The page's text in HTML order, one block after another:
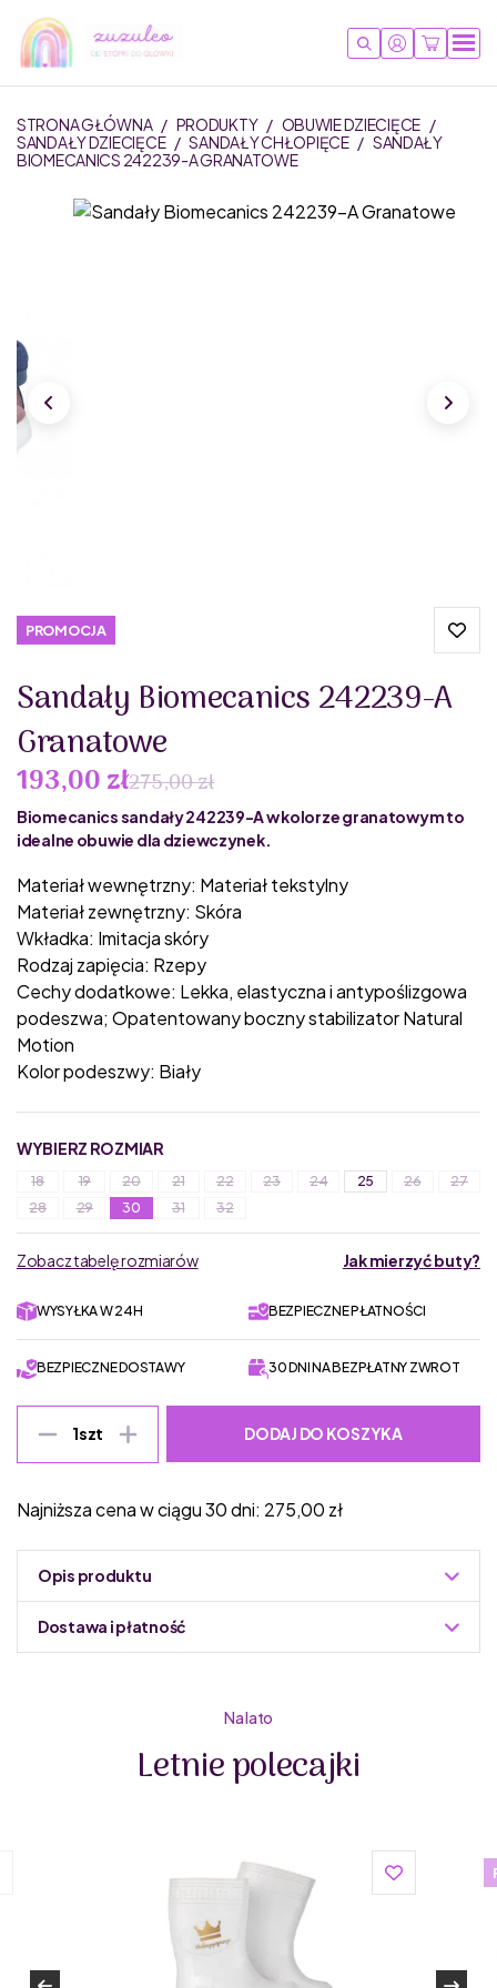
STRONA GŁÓWNA / PRODUKTY / OBUWIE DZIECIĘCE /
SANDAŁY DZIECIĘCE / SANDAŁY CHŁOPIĘCE / SANDAŁY
BIOMECANICS 242239-A GRANATOWE
PROMOCJA
Sandały Biomecanics 242239-A
Granatowe
193,00 zł275,00 zł
Biomecanics sandały 242239-A w kolorze granatowym to
idealne obuwie dla dziewczynek.
Materiał wewnętrzny: Materiał tekstylny
Materiał zewnętrzny: Skóra
Wkładka: Imitacja skóry
Rodzaj zapięcia: Rzepy
Cechy dodatkowe: Lekka, elastyczna i antypoślizgowa
podeszwa; Opatentowany boczny stabilizator Natural
Motion
Kolor podeszwy: Biały
WYBIERZ ROZMIAR
18 19 20 21 22 23 24 25 26
27
28
29 30 31 32
Zobacz tabelę rozmiarów Jak mierzyć buty?
WYSYŁKA W 24H BEZPIECZNE PŁATNOŚCI
BEZPIECZNE DOSTAWY 30 DNI NA BEZPŁATNY ZWROT
1szt DODAJ DO KOSZYKA
Najniższa cena w ciągu 30 dni: 275,00 zł
Opis produktu
Biomecanics to renomowana marka, która słynie z
Wyprodukowane w Hiszpanii z wysokogatunkowych
materiałów, te buty nie tylko wyglądają świetnie, ale także
zapewniają wyjątkowy komfort noszenia. Dzięki zapięciu
Dostawa i płatność
Na lato
Letnie polecajki